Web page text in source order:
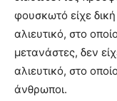
φουσκωτό είχε
αλιευτικό, στο
μετανάστες, δεν
αλιευτικό, στο
άνθρωποι.